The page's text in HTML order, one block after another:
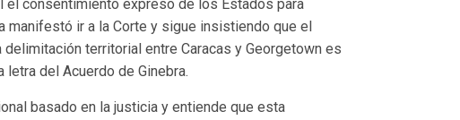
el consentimiento expreso de los Estados para
manifestó ir a la Corte y sigue insistiendo que el
territorial entre Caracas y Georgetown es
del Acuerdo de Ginebra.
basado en la justicia y entiende que esta